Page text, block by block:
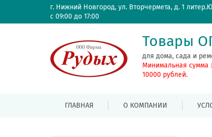
г. Нижний Новгород, ул. Вторчермета, д. 1 литер.Ю
с 09:00 до 17:00
Товары
для дома, сада и
Минимальная сумма
10000 рублей.
ГЛАВНАЯ О КОМПАНИИ